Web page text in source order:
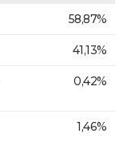
58,87%
41,13%
0,42%
1,46%